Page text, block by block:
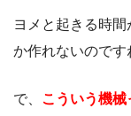
ヨメと起きる時
か作れないのです
で、 こういう機械